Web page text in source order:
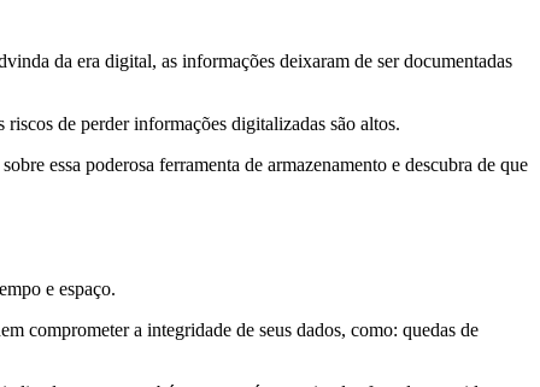
da era digital, as informações deixaram de ser documentadas
de perder informações digitalizadas são altos.
essa poderosa ferramenta de armazenamento e descubra de que
e espaço.
comprometer a integridade de seus dados, como: quedas de